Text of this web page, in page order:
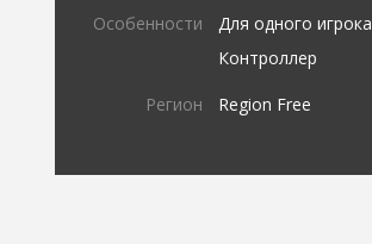
Особенности
Для одного игрока
Контроллер
Регион Region Free